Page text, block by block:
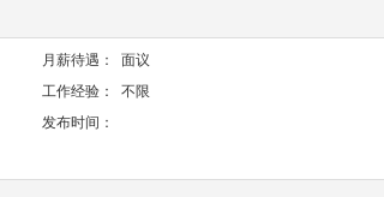
月薪待遇：
面议
工作经验：
不限
发布时间：